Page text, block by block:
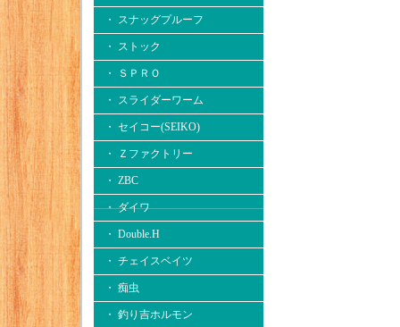
・ スナッグプルーフ
・ ストック
・ ＳＰＲＯ
・ スライダーワーム
・ セイコー(SEIKO)
・ Ｚファクトリー
・ ZBC
・ ダイワ
・ Double.H
・ チェイスベイツ
・ 痴虫
・ 釣り吉ホルモン